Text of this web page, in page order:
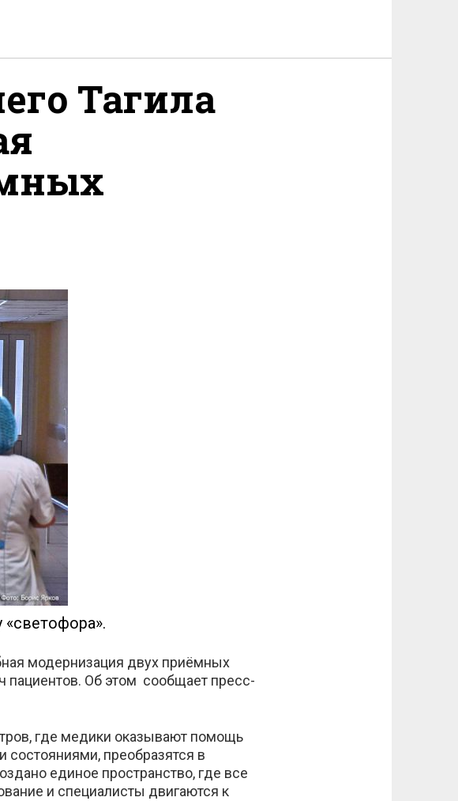
Тагила
модернизация двух приёмных
пациентов. Об этом сообщает пресс-
где медики оказывают помощь
преобразятся в
единое пространство, где все
и специалисты двигаются к